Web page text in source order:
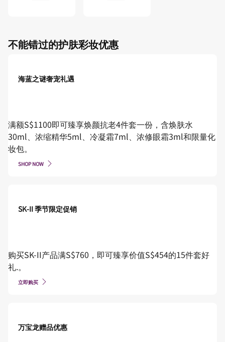
不能错过的护肤彩妆优惠
海蓝之谜奢宠礼遇
满额S$1100即可臻享焕颜抗老4件套一份，含焕肤水
30ml、浓缩精华5ml、冷凝霜7ml、浓修眼霜3ml和限量化
妆包。
SHOP NOW
SK-II 季节限定促销
购买SK-II产品满S$760，即可臻享价值S$454的15件套好
礼.。
立即购买
万宝龙赠品优惠